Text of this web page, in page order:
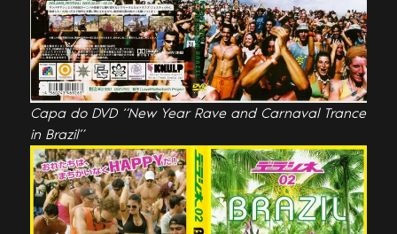
Capa do DVD “New Year Rave and Carnaval Trance
in Brazil”